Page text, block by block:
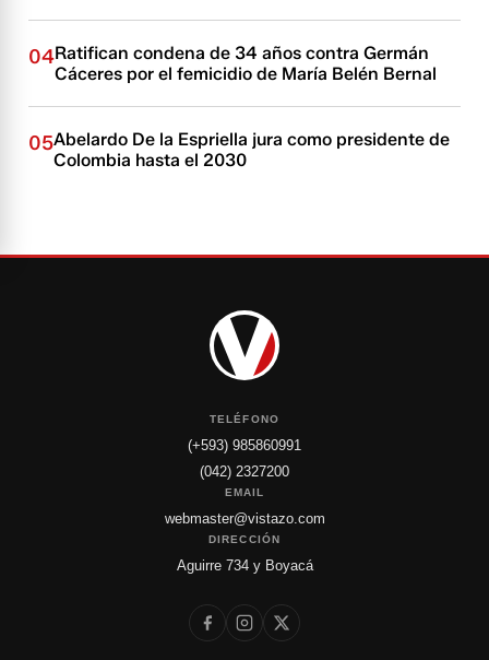
04Ratifican condena de 34 años contra Germán
Cáceres por el femicidio de María Belén Bernal
05Abelardo De la Espriella jura como presidente de
Colombia hasta el 2030
TELÉFONO
(+593) 985860991
(042) 2327200
EMAIL
webmaster@vistazo.com
DIRECCIÓN
Aguirre 734 y Boyacá